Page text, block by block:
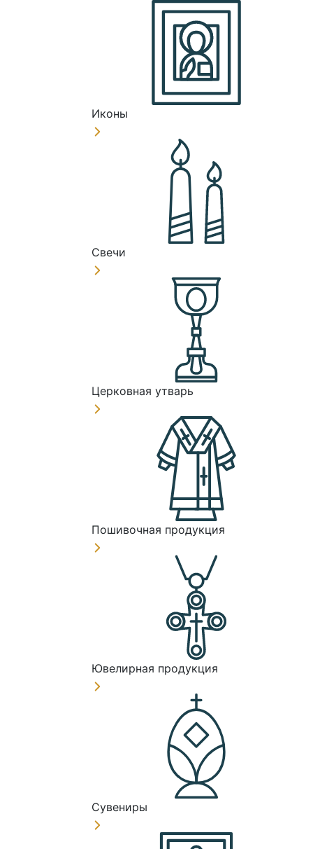
Иконы
Свечи
Церковная утварь
Пошивочная продукция
Ювелирная продукция
Сувениры